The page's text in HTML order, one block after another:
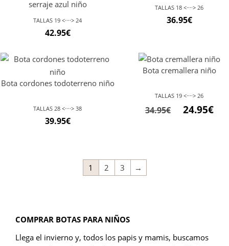
serraje azul niño
TALLAS 19 <····> 24
42.95€
TALLAS 18 <····> 26
36.95€
Bota cordones todoterreno niño
TALLAS 28 <····> 38
39.95€
Bota cremallera niño
TALLAS 19 <····> 26
34.95€ 24.95€
1 2 3 →
COMPRAR BOTAS PARA NIÑOS
Llega el invierno y, todos los papis y mamis, buscamos